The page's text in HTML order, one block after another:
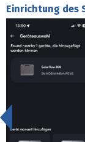
Einrichtung des
<